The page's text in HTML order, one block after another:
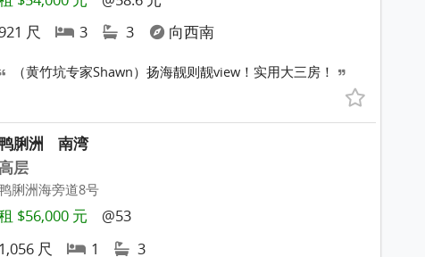
尺
3 3 向西南
（黄竹坑专家Shawn）扬海靓则靓view！实用大三房！
脷洲
南湾
层
脷洲海旁道8号
$56,000 元
@53
尺
1 3